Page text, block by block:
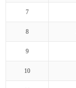
7
8
9
10